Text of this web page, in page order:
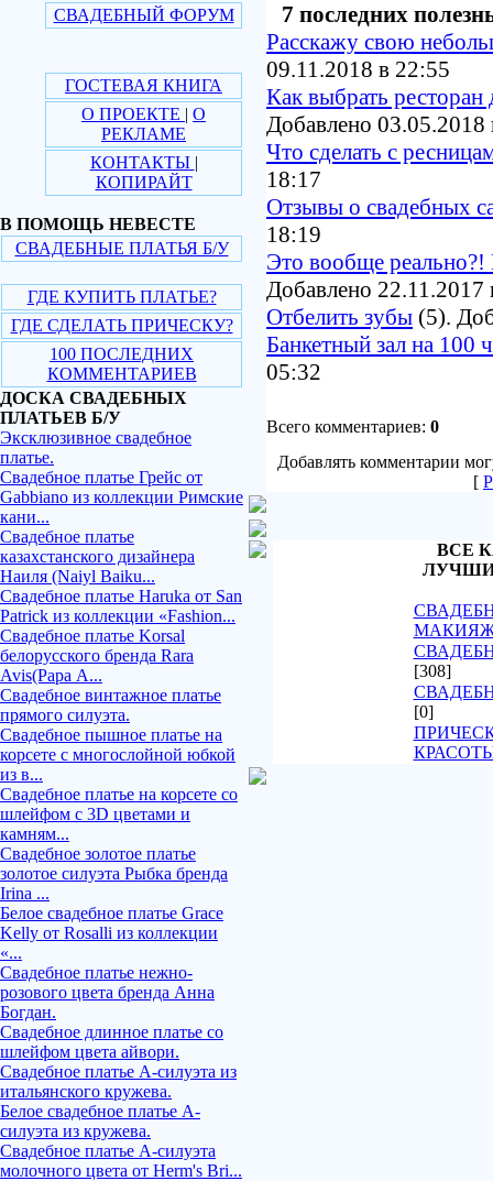
СВАДЕБНЫЙ ФОРУМ
ГОСТЕВАЯ КНИГА
О ПРОЕКТЕ | О
РЕКЛАМЕ
КОНТАКТЫ |
КОПИРАЙТ
В ПОМОЩЬ НЕВЕСТЕ
СВАДЕБНЫЕ ПЛАТЬЯ Б/У
ГДЕ КУПИТЬ ПЛАТЬЕ?
ГДЕ СДЕЛАТЬ ПРИЧЕСКУ?
100 ПОСЛЕДНИХ
КОММЕНТАРИЕВ
ДОСКА СВАДЕБНЫХ
ПЛАТЬЕВ Б/У
Эксклюзивное свадебное
платье.
Свадебное платье Грейс от
Gabbiano из коллекции Римские
кани...
Свадебное платье
казахстанского дизайнера
Наиля (Naiyl Baiku...
Свадебное платье Haruka от San
Patrick из коллекции «Fashion...
Свадебное платье Korsal
белорусского бренда Rara
Avis(Рара А...
Свадебное винтажное платье
прямого силуэта.
Свадебное пышное платье на
корсете с многослойной юбкой
из в...
Свадебное платье на корсете со
шлейфом с 3D цветами и
камням...
Свадебное золотое платье
золотое силуэта Рыбка бренда
Irina ...
Белое свадебное платье Grace
Kelly от Rosalli из коллекции
«...
Свадебное платье нежно-
розового цвета бренда Анна
Богдан.
Свадебное длинное платье со
шлейфом цвета айвори.
Свадебное платье А-силуэта из
итальянского кружева.
Белое свадебное платье А-
силуэта из кружева.
Свадебное платье А-силуэта
молочного цвета от Herm's Bri...
7 последних
Расскажу свою
09.11.2018 в 22:55
Как выбрать
Добавлено 03.05.2018
Что сделать с
18:17
Отзывы о свадебных
18:19
Это вообще реально?!
Добавлено 22.11.2017
Отбелить зубы (5).
Банкетный зал на 100
05:32
Всего комментариев: 0
Добавлять комментарии
[
ВСЕ
[308]
[0]